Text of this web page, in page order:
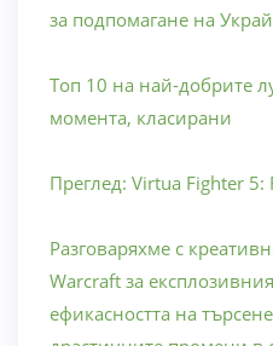
за подпомагане на
Топ 10 на най-добрите
момента, класирани
Преглед: Virtua Fighter 5:
Разговаряхме с
Warcraft за
ефикасността на